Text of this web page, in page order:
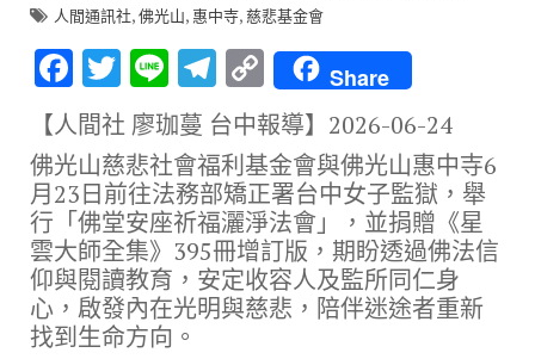
人間通訊社,佛光山, 惠中寺,慈悲基金會
F
ac
e
b
o
o
k
T
w
it
te
r
Li
n
e
T
el
e
gr
a
m
C
o
p
y
Li
n
k
Share
【人間社 廖珈蔓 台中報導】 2026-06-24
佛光山慈悲社會福利基金會與佛光山惠中寺6
月23日前往法務部矯正署台中女子監獄，舉
行「佛堂安座祈福灑淨法會」，並捐贈《星
雲大師全集》395冊增訂版，期盼透過佛法信
仰與閱讀教育，安定收容人及監所同仁身
心，啟發內在光明與慈悲，陪伴迷途者重新
找到生命方向。